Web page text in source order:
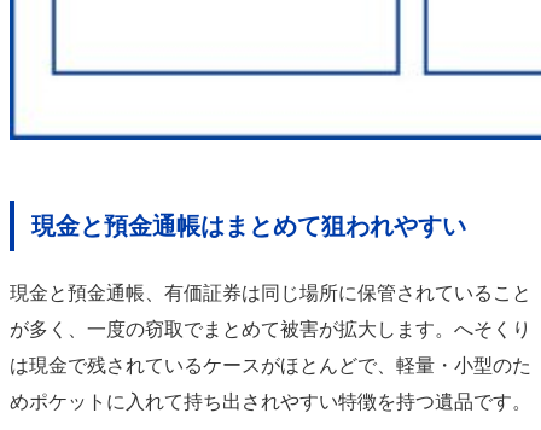
現金と預金通帳はまとめて狙われやすい
現金と預金通帳、有価証券は同じ場所に保管されていること
が多く、一度の窃取でまとめて被害が拡大します。へそくり
は現金で残されているケースがほとんどで、軽量・小型のた
めポケットに入れて持ち出されやすい特徴を持つ遺品です。